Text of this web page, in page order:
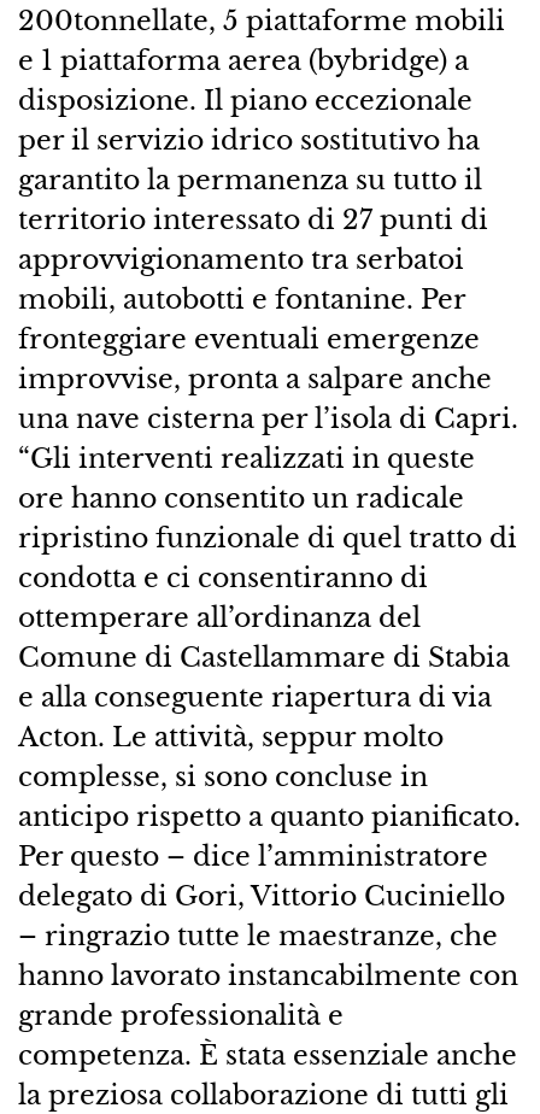
200tonnellate, 5 piattaforme mobili
e 1 piattaforma aerea (bybridge) a
disposizione. Il piano eccezionale
per il servizio idrico sostitutivo ha
garantito la permanenza su tutto il
territorio interessato di 27 punti di
approvvigionamento tra serbatoi
mobili, autobotti e fontanine. Per
fronteggiare eventuali emergenze
improvvise, pronta a salpare anche
una nave cisterna per l’isola di Capri.
“Gli interventi realizzati in queste
ore hanno consentito un radicale
ripristino funzionale di quel tratto di
condotta e ci consentiranno di
ottemperare all’ordinanza del
Comune di Castellammare di Stabia
e alla conseguente riapertura di via
Acton. Le attività, seppur molto
complesse, si sono concluse in
anticipo rispetto a quanto pianificato.
Per questo – dice l’amministratore
delegato di Gori, Vittorio Cuciniello
– ringrazio tutte le maestranze, che
hanno lavorato instancabilmente con
grande professionalità e
competenza. È stata essenziale anche
la preziosa collaborazione di tutti gli